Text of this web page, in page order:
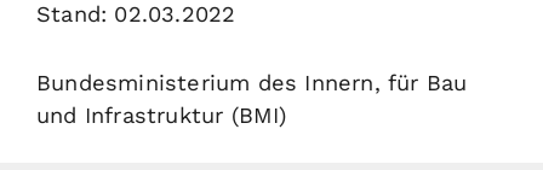
Stand: 02.03.2022
Bundesministerium des Innern, für Bau
und Infrastruktur (BMI)